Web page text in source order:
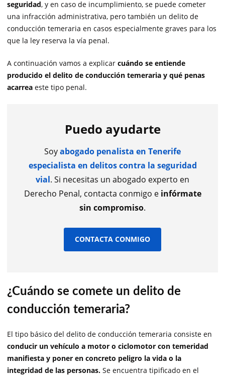
seguridad, y en caso de incumplimiento, se puede cometer
una infracción administrativa, pero también un delito de
conducción temeraria en casos especialmente graves para los
que la ley reserva la vía penal.
A continuación vamos a explicar cuándo se entiende
producido el delito de conducción temeraria y qué penas
acarrea este tipo penal.
Puedo ayudarte
Soyabogado penalista en Tenerife
especialista en delitos contra la seguridad
vial. Si necesitas un abogado experto en
Derecho Penal, contacta conmigo e infórmate
sin compromiso.
CONTACTA CONMIGO
¿Cuándo se comete un delito de
conducción temeraria?
El tipo básico del delito de conducción temeraria consiste en
conducir un vehículo a motor o ciclomotor con temeridad
manifiesta y poner en concreto peligro la vida o la
integridad de las personas. Se encuentra tipificado en el